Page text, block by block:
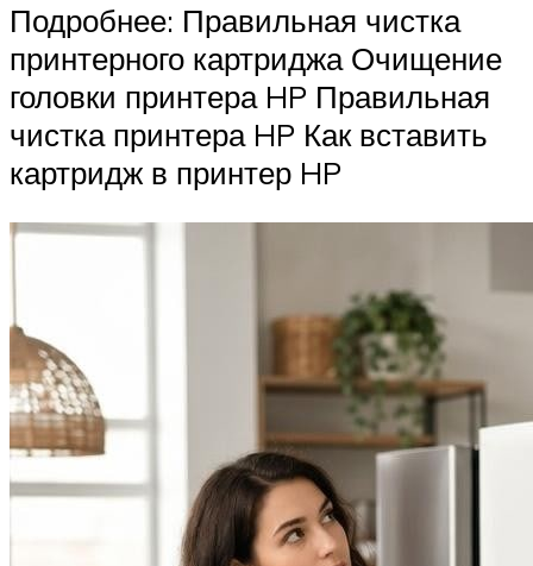
Подробнее: Правильная чистка
принтерного картриджа Очищение
головки принтера HP Правильная
чистка принтера HP Как вставить
картридж в принтер HP